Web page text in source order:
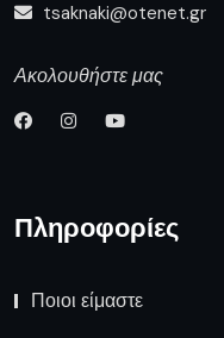
tsaknaki@otenet.gr
Ακολουθήστε μας
Πληροφορίες
Ποιοι είμαστε